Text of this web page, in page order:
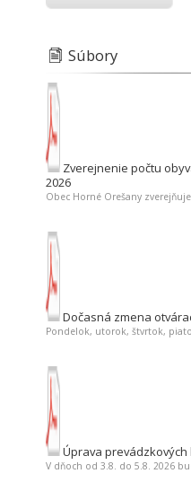
Súbory
Zverejnenie počtu
2026
Obec Horné Orešany
Dočasná zmena
Pondelok, utorok, štvrtok,
Úprava
V dňoch od 3.8. do 5.8. 2026